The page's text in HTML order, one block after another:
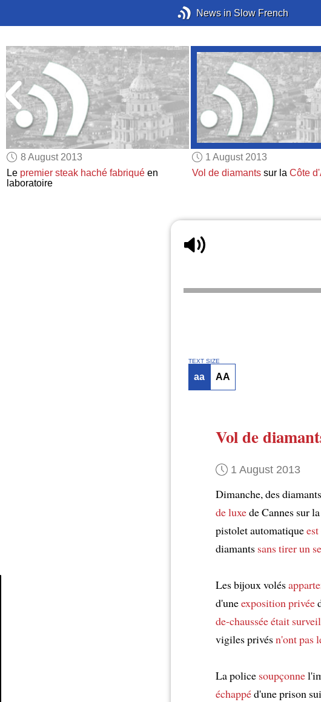
News in Slow French
8 August 2013
Le premier steak haché fabriqué en
laboratoire
1 August 2013
Vol de diamantssur la Côte
TEXT SIZE
aa AA
Vol de
1 August 2013
Dimanche, des
de luxede Cannes sur
pistolet automatique
diamants sans tirer un
Les bijoux volés
d'uneexposition privée
de-chausséeétait
vigiles privésn'ont pas
La police soupçonne
échappéd'une prison